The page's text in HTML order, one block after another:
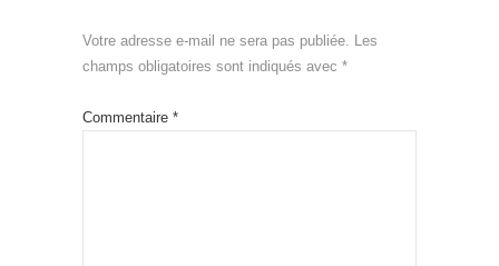
Votre adresse e-mail ne sera pas publiée. Les
champs obligatoires sont indiqués avec *
Commentaire *